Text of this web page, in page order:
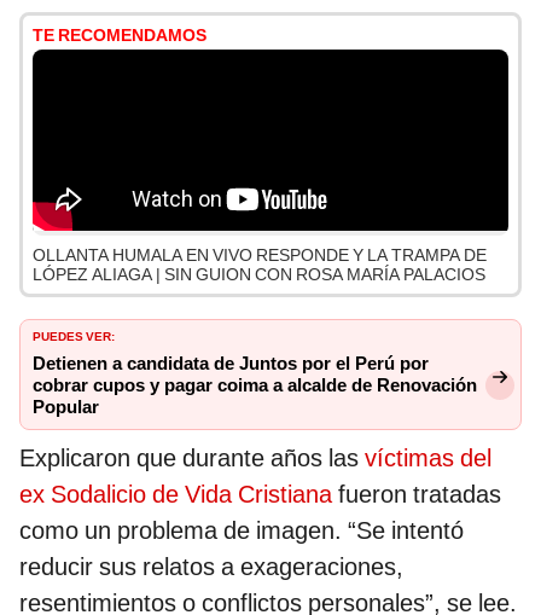
TE RECOMENDAMOS
OLLANTA HUMALA EN VIVO RESPONDE Y LA TRAMPA DE
LÓPEZ ALIAGA | SIN GUION CON ROSA MARÍA PALACIOS
PUEDES VER:
Detienen a candidata de Juntos por el Perú por
cobrar cupos y pagar coima a alcalde de Renovación
Popular
Explicaron que durante años las víctimas del
ex Sodalicio de Vida Cristianafueron tratadas
como un problema de imagen. “Se intentó
reducir sus relatos a exageraciones,
resentimientos o conflictos personales”, se lee.